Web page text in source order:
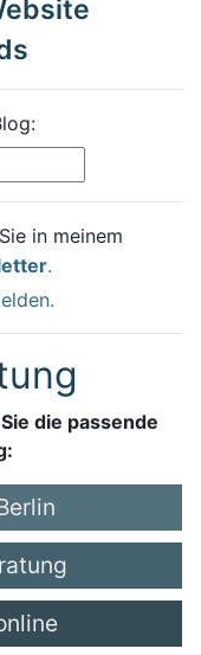
in meinem
.
die passende